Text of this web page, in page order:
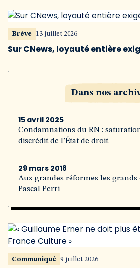
Brève 13 juillet 2026
Sur CNews, loyauté entière
Dans nos
15 avril 2025
Condamnations du RN :
discrédit de l’État de droit
29 mars 2018
Aux grandes réformes les grands
Pascal Perri
Communiqué 9 juillet 2026